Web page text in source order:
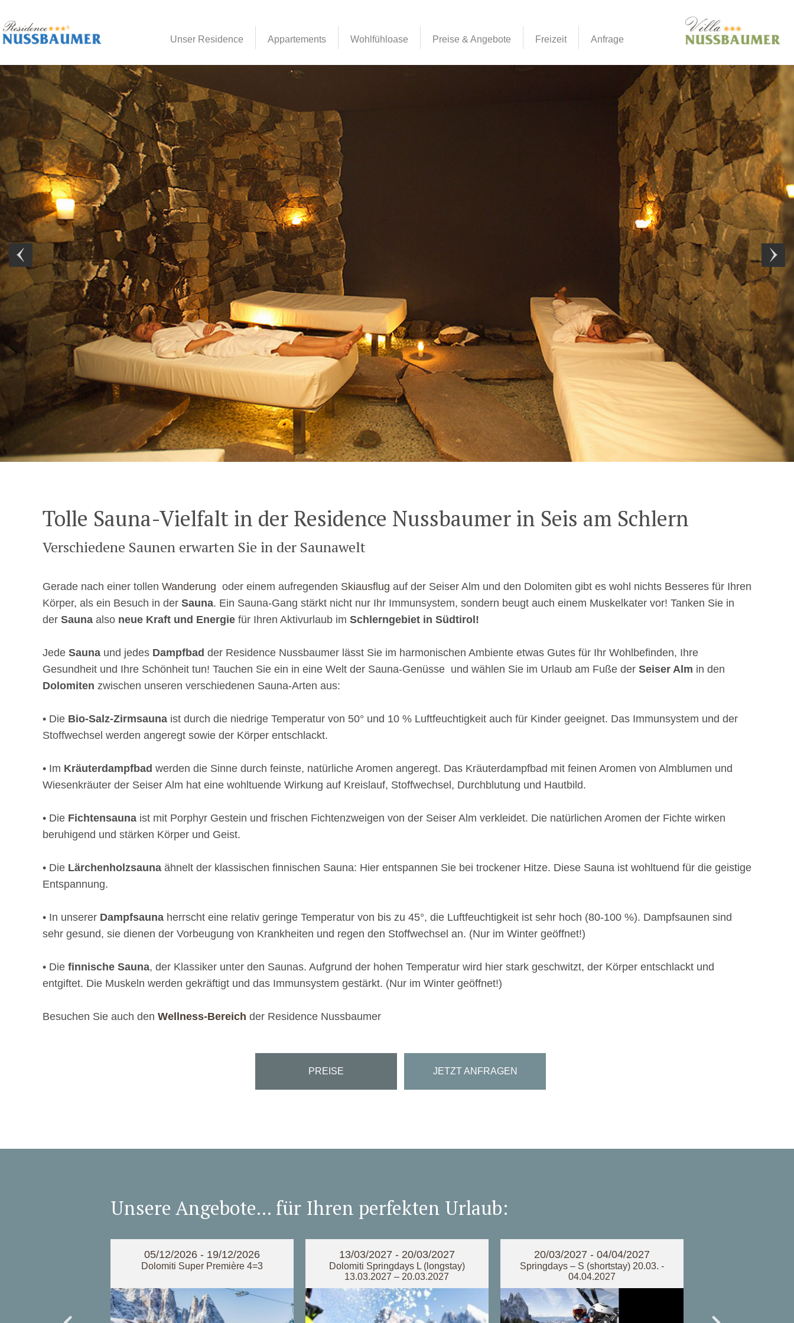
Unser Residence Appartements Wohlfühloase Preise & Angebote Freizeit Anfrage
Tolle Sauna-Vielfalt in der Residence Nussbaumer in Seis am Schlern
Verschiedene Saunen erwarten Sie in der Saunawelt
Gerade nach einer tollen Wanderung oder einem aufregenden Skiausflug auf der Seiser Alm und den Dolomiten gibt es wohl nichts Besseres für Ihren
Körper, als ein Besuch in der Sauna. Ein Sauna-Gang stärkt nicht nur Ihr Immunsystem, sondern beugt auch einem Muskelkater vor! Tanken Sie in
der Sauna also neue Kraft und Energie für Ihren Aktivurlaub im Schlerngebiet in Südtirol!
Jede Sauna und jedes Dampfbad der Residence Nussbaumer lässt Sie im harmonischen Ambiente etwas Gutes für Ihr Wohlbefinden, Ihre
Gesundheit und Ihre Schönheit tun! Tauchen Sie ein in eine Welt der Sauna-Genüsse und wählen Sie im Urlaub am Fuße der Seiser Alm in den
Dolomiten zwischen unseren verschiedenen Sauna-Arten aus:
• Die Bio-Salz-Zirmsauna ist durch die niedrige Temperatur von 50° und 10 % Luftfeuchtigkeit auch für Kinder geeignet. Das Immunsystem und der
Stoffwechsel werden angeregt sowie der Körper entschlackt.
• Im Kräuterdampfbad werden die Sinne durch feinste, natürliche Aromen angeregt. Das Kräuterdampfbad mit feinen Aromen von Almblumen und
Wiesenkräuter der Seiser Alm hat eine wohltuende Wirkung auf Kreislauf, Stoffwechsel, Durchblutung und Hautbild.
• Die Fichtensauna ist mit Porphyr Gestein und frischen Fichtenzweigen von der Seiser Alm verkleidet. Die natürlichen Aromen der Fichte wirken
beruhigend und stärken Körper und Geist.
• Die Lärchenholzsauna ähnelt der klassischen finnischen Sauna: Hier entspannen Sie bei trockener Hitze. Diese Sauna ist wohltuend für die geistige
Entspannung.
• In unserer Dampfsauna herrscht eine relativ geringe Temperatur von bis zu 45°, die Luftfeuchtigkeit ist sehr hoch (80-100 %). Dampfsaunen sind
sehr gesund, sie dienen der Vorbeugung von Krankheiten und regen den Stoffwechsel an. (Nur im Winter geöffnet!)
• Die finnische Sauna, der Klassiker unter den Saunas. Aufgrund der hohen Temperatur wird hier stark geschwitzt, der Körper entschlackt und
entgiftet. Die Muskeln werden gekräftigt und das Immunsystem gestärkt. (Nur im Winter geöffnet!)
Besuchen Sie auch den Wellness-Bereich der Residence Nussbaumer
PREISE JETZT ANFRAGEN
Unsere Angebote... für Ihren perfekten Urlaub:
05/12/2026 - 19/12/2026
Dolomiti Super Première 4=3
13/03/2027 - 20/03/2027
Dolomiti Springdays L (longstay)
13.03.2027 – 20.03.2027
20/03/2027 - 04/04/2027
Springdays – S (shortstay) 20.03. -
04.04.2027